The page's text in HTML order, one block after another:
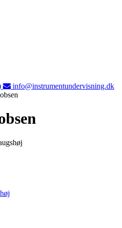
info@instrumentundervisning.dk